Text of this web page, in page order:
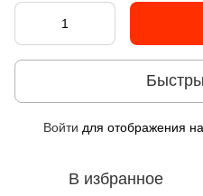
Войти для отображения
В избранное